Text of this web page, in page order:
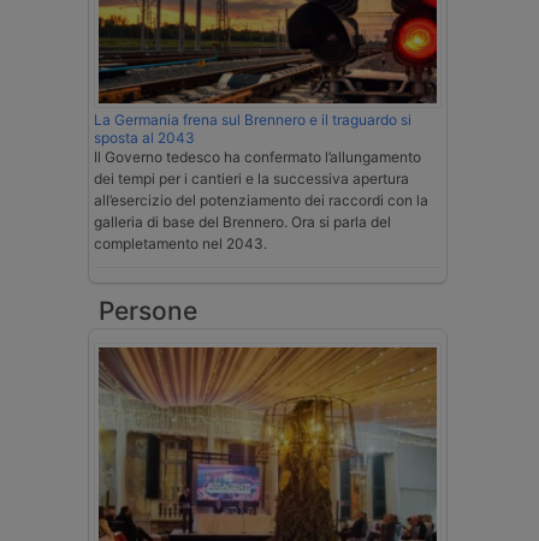
La Germania frena sul Brennero e il traguardo si
sposta al 2043
Il Governo tedesco ha confermato l’allungamento
dei tempi per i cantieri e la successiva apertura
all’esercizio del potenziamento dei raccordi con la
galleria di base del Brennero. Ora si parla del
completamento nel 2043.
Persone